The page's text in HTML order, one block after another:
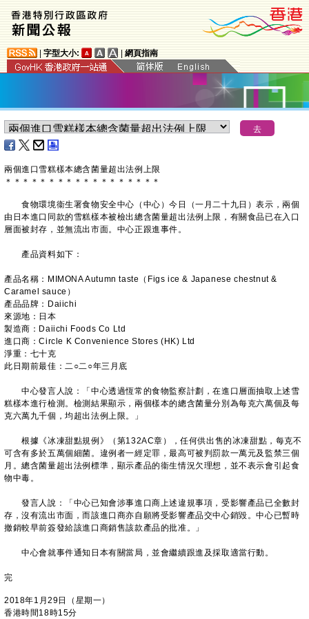
字型大小: 網頁指南
兩個進口雪糕樣本總含菌量超出法例上限
＊ ＊ ＊ ＊ ＊ ＊ ＊ ＊ ＊ ＊ ＊ ＊ ＊ ＊ ＊ ＊ ＊ ＊
食物環境衞生署食物安全中心（中心）今日（一月二十九日）表示，兩個
由日本進口同款的雪糕樣本被檢出總含菌量超出法例上限，有關食品已在入口
層面被封存，並無流出市面。中心正跟進事件。
產品資料如下：
產品名稱：MIMONA Autumn taste（Figs ice & Japanese chestnut &
Caramel sauce）
產品品牌：Daiichi
來源地：日本
製造商：Daiichi Foods Co Ltd
進口商：Circle K Convenience Stores (HK) Ltd
淨重：七十克
此日期前最佳：二○二○年三月底
中心發言人說：「中心透過恆常的食物監察計劃，在進口層面抽取上述雪
糕樣本進行檢測。檢測結果顯示，兩個樣本的總含菌量分別為每克六萬個及每
克六萬九千個，均超出法例上限。」
根據《冰凍甜點規例》（第132AC章），任何供出售的冰凍甜點，每克不
可含有多於五萬個細菌。違例者一經定罪，最高可被判罰款一萬元及監禁三個
月。總含菌量超出法例標準，顯示產品的衞生情況欠理想，並不表示會引起食
物中毒。
發言人說：「中心已知會涉事進口商上述違規事項，受影響產品已全數封
存，沒有流出市面，而該進口商亦自願將受影響產品交中心銷毀。中心已暫時
撤銷較早前簽發給該進口商銷售該款產品的批准。」
中心會就事件通知日本有關當局，並會繼續跟進及採取適當行動。
完
2018年1月29日（星期一）
香港時間18時15分